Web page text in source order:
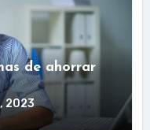
de ahorrar
2023